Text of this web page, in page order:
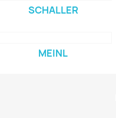
SCHALLER
MEINL